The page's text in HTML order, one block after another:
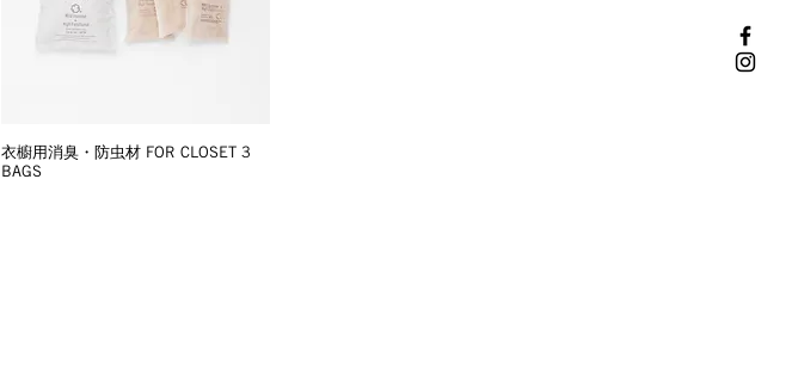
衣櫥用消臭・防虫材 FOR CLOSET 3
BAGS